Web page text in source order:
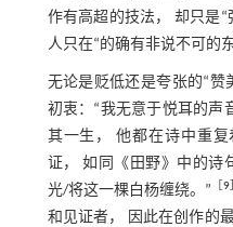
作有高超的技法， 却只是
人只在“的确有非说不可的
无论是贬低还是夸张的“赞
初衷：“我无意于悦耳的声
其一生， 他都在诗中重
证， 如同《田野》中的诗
光/将这一棵白杨缠绕。”
9
和见证者， 因此在创作的